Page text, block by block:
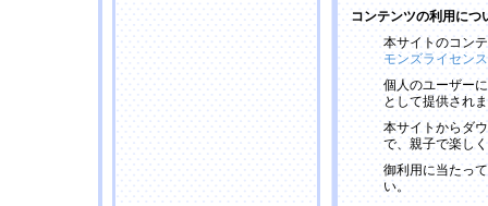
コンテンツの利用につ
本サイトのコン
モンズライセンス
個人のユーザー
として提供され
本サイトからダ
で、親子で楽し
御利用に当たっ
い。